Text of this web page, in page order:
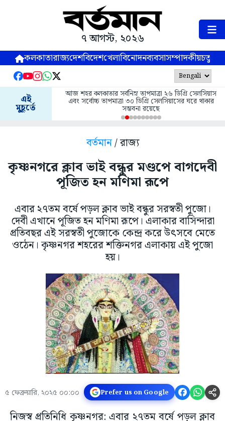
৭ আগস্ট, ২০২৬
কলকাতারাজ্যদেশবিদেশখেলাবিনোদনব্যবসাসম্পাদকীয়
এই
মুহূর্তে
আজ শহর কলকাতার সর্বনিম্ন তাপমাত্রা ২৬ ডিগ্রি সেলসিয়াস
এবং সর্বোচ্চ তাপমাত্রা ৩০ ডিগ্রি সেলসিয়াসের ঘরে থাকার
সম্ভবনা রয়েছে
বর্তমান/ রাজ্য
কৃষ্ণনগরে ক্লাব ভাই বন্ধুর মণ্ডপে বাগদেবী
পূজিত হন মণিমা রূপে
এবার ২৭তম বর্ষে পড়ল ক্লাব ভাই বন্ধুর সরস্বতী পুজো।
দেবী এখানে পূজিত হন মণিমা রূপে। এলাকার বাসিন্দারা
প্রতিবছর এই সরস্বতী পুজোকে কেন্দ্র করে উৎসবে মেতে
ওঠেন। কৃষ্ণনগর শহরের শক্তিনগর এলাকায় এই পুজো
হয়।
৫ ফেব্রুয়ারি, ২০২৫ ০০:০০ Prefer us on Google
নিজস্ব প্রতিনিধি কৃষ্ণনগর: এবার ২৭তম বর্ষে পড়ল ক্লাব